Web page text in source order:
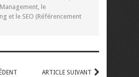
le
et le SEO (Référencement
ARTICLE SUIVANT